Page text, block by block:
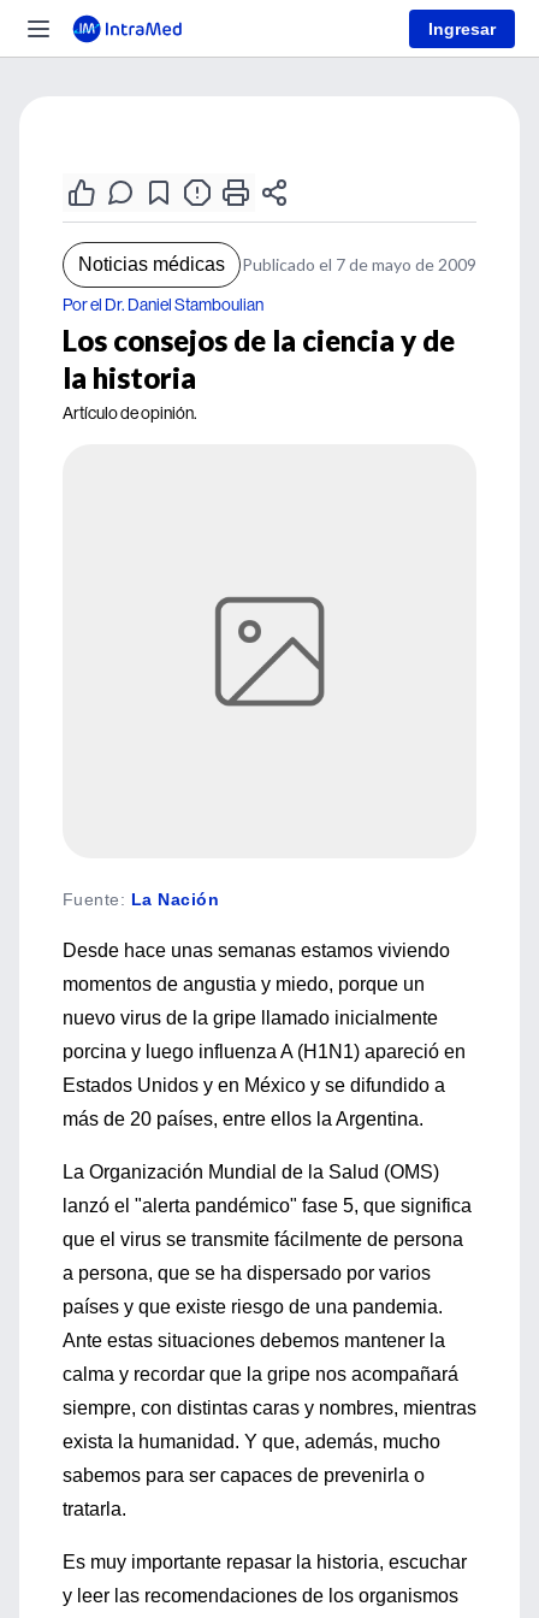
Ingresar
Noticias médicas Publicado el 7 de mayo de 2009
Por el Dr. Daniel Stamboulian
Los consejos de la ciencia y de
la historia
Artículo de opinión.
Fuente: La Nación
Desde hace unas semanas estamos viviendo
momentos de angustia y miedo, porque un
nuevo virus de la gripe llamado inicialmente
porcina y luego influenza A (H1N1) apareció en
Estados Unidos y en México y se difundido a
más de 20 países, entre ellos la Argentina.
La Organización Mundial de la Salud (OMS)
lanzó el "alerta pandémico" fase 5, que significa
que el virus se transmite fácilmente de persona
a persona, que se ha dispersado por varios
países y que existe riesgo de una pandemia.
Ante estas situaciones debemos mantener la
calma y recordar que la gripe nos acompañará
siempre, con distintas caras y nombres, mientras
exista la humanidad. Y que, además, mucho
sabemos para ser capaces de prevenirla o
tratarla.
Es muy importante repasar la historia, escuchar
y leer las recomendaciones de los organismos